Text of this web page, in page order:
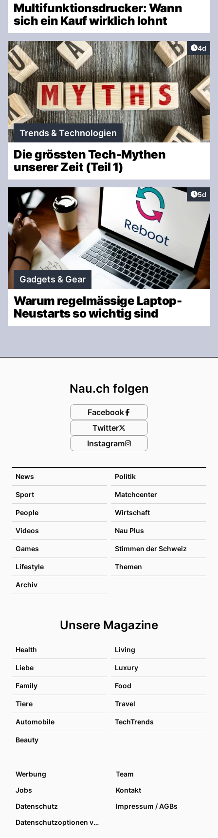
Multifunktionsdrucker: Wann
sich ein Kauf wirklich lohnt
4d
Trends & Technologien
Die grössten Tech-Mythen
unserer Zeit (Teil 1)
5d
Gadgets & Gear
Warum regelmässige Laptop-
Neustarts so wichtig sind
News Politik
Sport Matchcenter
People Wirtschaft
Videos Nau Plus
Games Stimmen der Schweiz
Lifestyle Themen
Archiv
Unsere Magazine
Health Living
Liebe Luxury
Family Food
Tiere Travel
Automobile TechTrends
Beauty
Nau.ch folgen
Facebook
Twitter
Instagram
Werbung
Team
Jobs
Kontakt
Datenschutz
Impressum / AGBs
Datenschutzoptionen verwalten